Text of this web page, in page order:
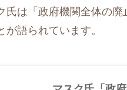
氏は「政府機関全体の
が語られています。